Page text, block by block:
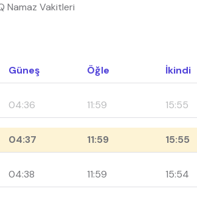
Namaz Vakitleri
Güneş Öğle İkindi
04:36 11:59 15:55
04:37 11:59 15:55
04:38 11:59 15:54